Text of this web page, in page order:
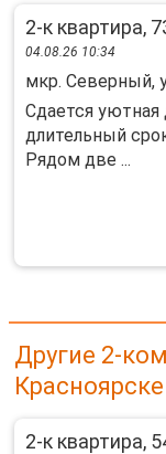
2-к квартира,
04.08.26 10:34
мкр. Северный,
Сдается уютная
длительный
Рядом две ...
Другие 2-
2-к квартира,